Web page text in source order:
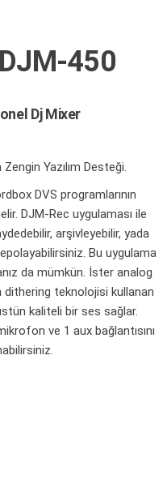
450
Dj Mixer
Yazılım Desteği.
DVS programlarının
DJM-Rec uygulaması ile
arşivleyebilir, yada
Bu uygulama
da mümkün. İster analog
dithering teknolojisi kullanan
kaliteli bir ses sağlar.
ve 1 aux bağlantısını